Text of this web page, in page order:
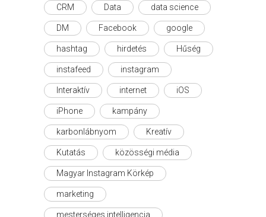
CRM Data data science
DM Facebook google
hashtag hirdetés Hűség
instafeed instagram
Interaktív internet iOS
iPhone kampány
karbonlábnyom Kreatív
Kutatás közösségi média
Magyar Instagram Körkép
marketing
mesterséges intelligencia